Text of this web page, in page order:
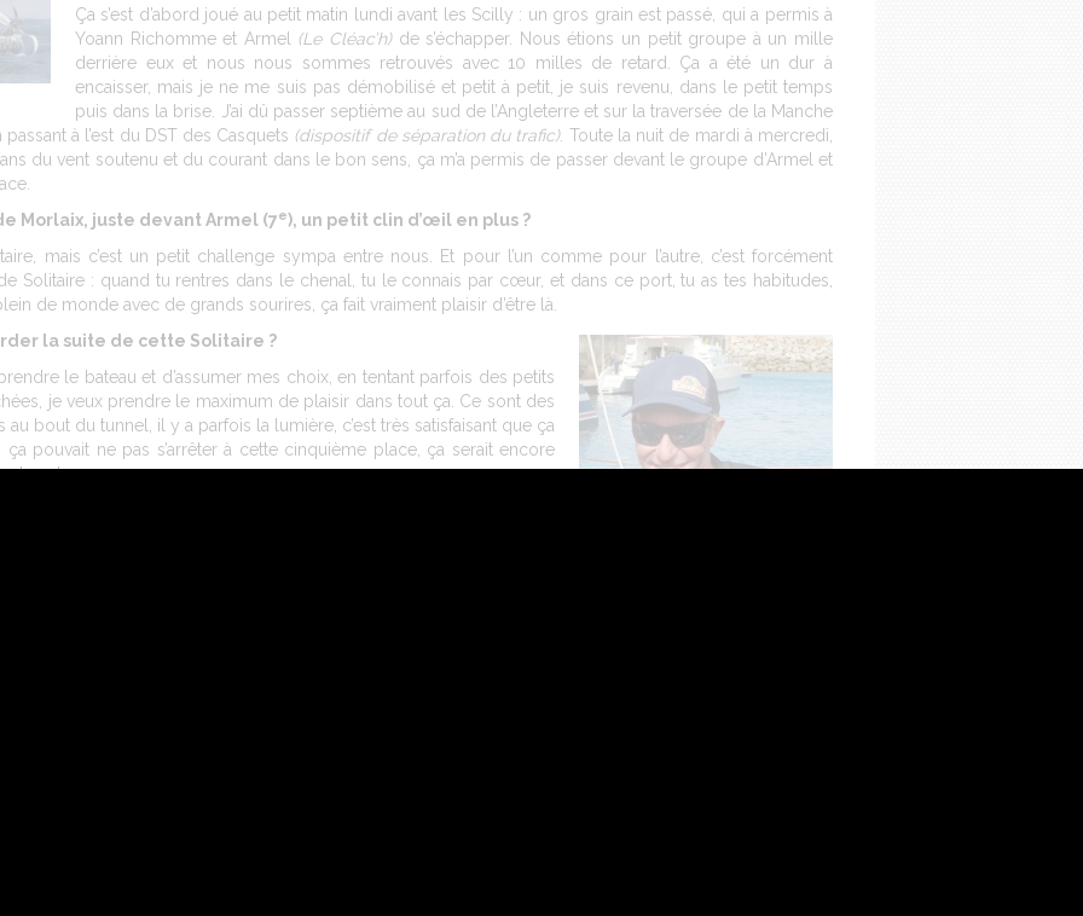
Ça s’est d’abord joué au petit matin lundi avant les Scilly : un gros grain est passé, qui a permis à
Yoann Richomme et Armel (Le Cléac’h)de s’échapper. Nous étions un petit groupe à un mille
derrière eux et nous nous sommes retrouvés avec 10 milles de retard. Ça a été un dur à
encaisser, mais je ne me suis pas démobilisé et petit à petit, je suis revenu, dans le petit temps
puis dans la brise. J’ai dû passer septième au sud de l’Angleterre et sur la traversée de la Manche
à l’est du DST des Casquets (dispositif de séparation du trafic). Toute la nuit de mardi à mercredi,
du vent soutenu et du courant dans le bon sens, ça m’a permis de passer devant le groupe d’Armel et
Morlaix, juste devant Armel (7e), un petit clin d’œil en plus ?
mais c’est un petit challenge sympa entre nous. Et pour l’un comme pour l’autre, c’est forcément
Solitaire : quand tu rentres dans le chenal, tu le connais par cœur, et dans ce port, tu as tes habitudes,
de monde avec de grands sourires, ça fait vraiment plaisir d’être là.
la suite de cette Solitaire ?
le bateau et d’assumer mes choix, en tentant parfois des petits
je veux prendre le maximum de plaisir dans tout ça. Ce sont des
bout du tunnel, il y a parfois la lumière, c’est très satisfaisant que ça
pouvait ne pas s’arrêter à cette cinquième place, ça serait encore
des plac